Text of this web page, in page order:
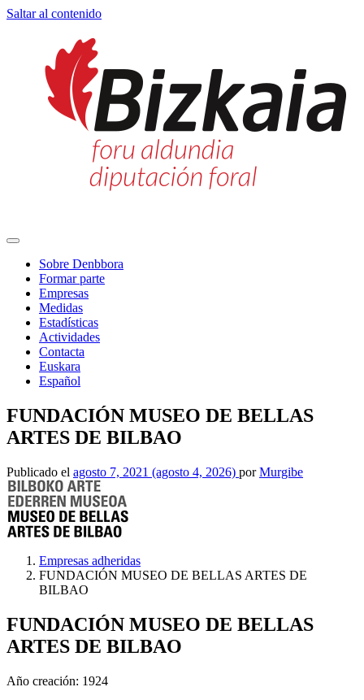
Saltar al contenido
Navegación
principal
Sobre Denbbora
Formar parte
Empresas
Medidas
Estadísticas
Actividades
Contacta
Euskara
Español
FUNDACIÓN MUSEO DE BELLAS
ARTES DE BILBAO
Publicado el agosto 7, 2021 (agosto 4, 2026) por Murgibe
Empresas adheridas
FUNDACIÓN MUSEO DE BELLAS ARTES DE
BILBAO
FUNDACIÓN MUSEO DE BELLAS
ARTES DE BILBAO
Año creación: 1924